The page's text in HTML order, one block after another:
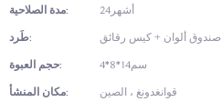
مدة الصلاحية: أشهر24
طَرد: صندوق ألوان + كيس رقائق
حجم العبوة: سم14*8*4
مكان المنشأ: قوانغدونغ ، الصين